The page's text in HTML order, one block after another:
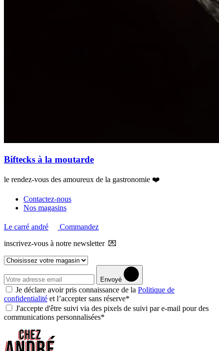
Biftecks à la moutarde
le rendez-vous des amoureux de la gastronomie ❤️
Contactez-nous
Nos magasins
Le carré andré
Commandez
inscrivez-vous à notre newsletter 💌
Envoyé
Je déclare avoir pris connaissance de la Politique de
confidentialité et l’accepter sans réserve*
J'accepte d'être suivi via des pixels de suivi par e-mail pour des
communications personnalisées*